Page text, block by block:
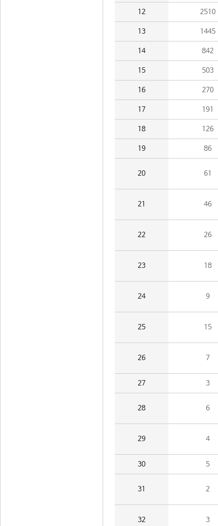
12 2510
13 1445
14 842
15 503
16 270
17 191
18 126
19 86
20 61
21 46
22 26
23 18
24 9
25 15
26 7
27 3
28 6
29 4
30 5
31 2
32 3